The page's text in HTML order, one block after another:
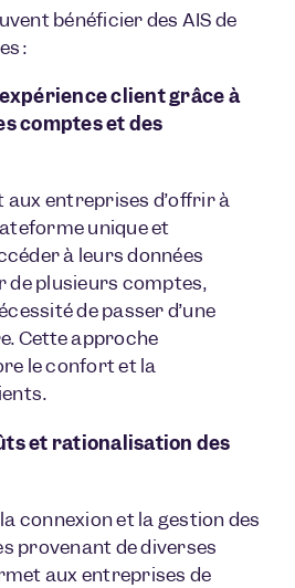
bénéficier des AIS de
:
client grâce à
comptes et des
aux entreprises d’offrir à
unique et
à leurs données
plusieurs comptes,
de passer d’une
Cette approche
le confort et la
et rationalisation des
connexion et la gestion des
provenant de diverses
aux entreprises de